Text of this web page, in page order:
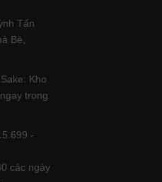
Tấn
Bè,
Kho
trong
-
các ngày